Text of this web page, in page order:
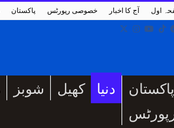
پاکستان خصوصی رپورٹس آج کا اخبار اول
شوبز کھیل دنیا
پاکستان